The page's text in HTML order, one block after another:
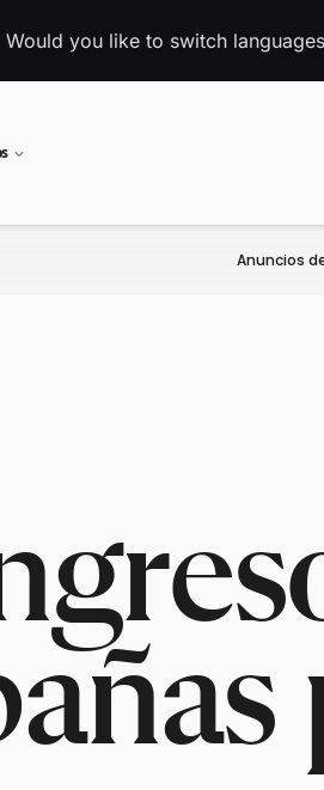
you like to switch
Anuncios